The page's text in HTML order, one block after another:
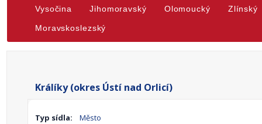
Vysočina Jihomoravský Olomoucký Zlínský
Moravskoslezský
Králíky (okres Ústí nad Orlicí)
Typ sídla:
Město